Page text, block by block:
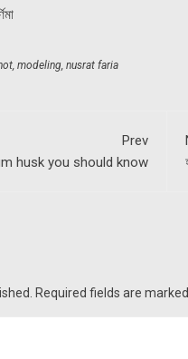
, modeling, nusrat faria
Prev
husk you should know
Required fields are marked